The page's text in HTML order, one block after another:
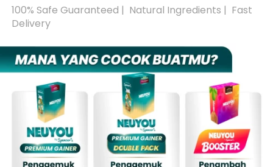
100% Safe Guaranteed |  Natural Ingredients |  Fast
Delivery